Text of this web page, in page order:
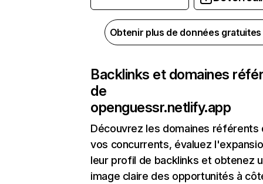
Obtenir plus de données
Backlinks et domaines
de
openguessr.netlify.app
Découvrez les domaines référents
vos concurrents, évaluez
leur profil de backlinks et obtenez
image claire des opportunités à